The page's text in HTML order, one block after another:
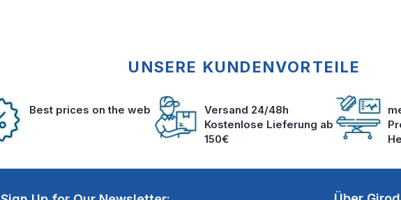
UNSERE KUNDENVORTEILE
Best prices on the web
Versand 24/48h
Kostenlose Lieferung ab
150€